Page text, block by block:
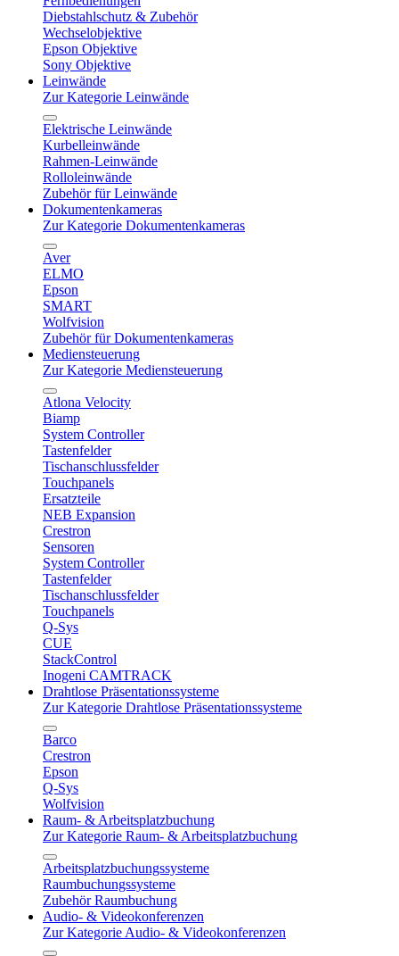
Diebstahlschutz & Zubehör
Wechselobjektive
Epson Objektive
Sony Objektive
Leinwände
Zur Kategorie Leinwände
Elektrische Leinwände
Kurbelleinwände
Rahmen-Leinwände
Rolloleinwände
Zubehör für Leinwände
Dokumentenkameras
Zur Kategorie Dokumentenkameras
Aver
ELMO
Epson
SMART
Wolfvision
Zubehör für Dokumentenkameras
Mediensteuerung
Zur Kategorie Mediensteuerung
Atlona Velocity
Biamp
System Controller
Tastenfelder
Tischanschlussfelder
Touchpanels
Ersatzteile
NEB Expansion
Crestron
Sensoren
System Controller
Tastenfelder
Tischanschlussfelder
Touchpanels
Q-Sys
CUE
StackControl
Inogeni CAMTRACK
Drahtlose Präsentationssysteme
Zur Kategorie Drahtlose Präsentationssysteme
Barco
Crestron
Epson
Q-Sys
Wolfvision
Raum- & Arbeitsplatzbuchung
Zur Kategorie Raum- & Arbeitsplatzbuchung
Arbeitsplatzbuchungssysteme
Raumbuchungssysteme
Zubehör Raumbuchung
Audio- & Videokonferenzen
Zur Kategorie Audio- & Videokonferenzen